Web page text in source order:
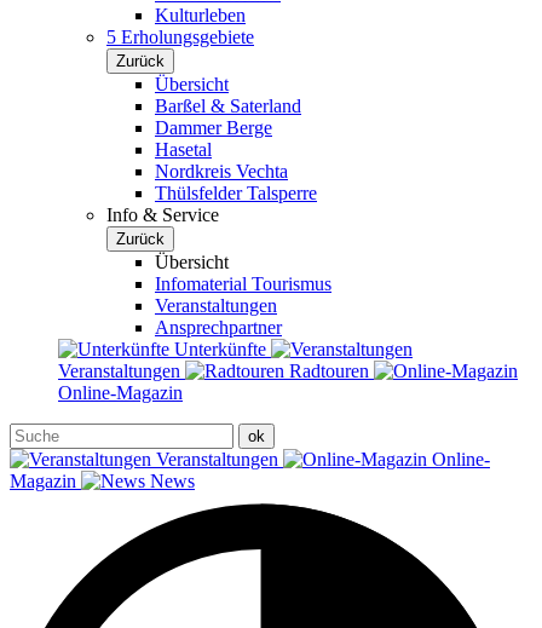
Kulturleben
5 Erholungsgebiete
Zurück
Übersicht
Barßel & Saterland
Dammer Berge
Hasetal
Nordkreis Vechta
Thülsfelder Talsperre
Info & Service
Zurück
Übersicht
Infomaterial Tourismus
Veranstaltungen
Ansprechpartner
Unterkünfte
Veranstaltungen
Radtouren
Online-Magazin
Veranstaltungen
Online-
Magazin
News